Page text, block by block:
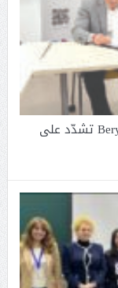
مذكرة تفاهم بين وزارة التكنولوجيا و Berytech تشدّد على